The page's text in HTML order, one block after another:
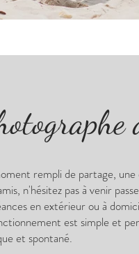
rempli de partage,
n'hésitez pas à venir
en extérieur ou à
est simple et
et spontané.